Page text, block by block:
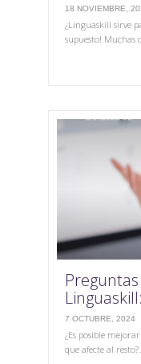
18 NOVIEMBRE,
¿Linguaskill sirve
supuesto! Muchas
7 OCTUBRE, 2024
¿Es posible
que afecte al